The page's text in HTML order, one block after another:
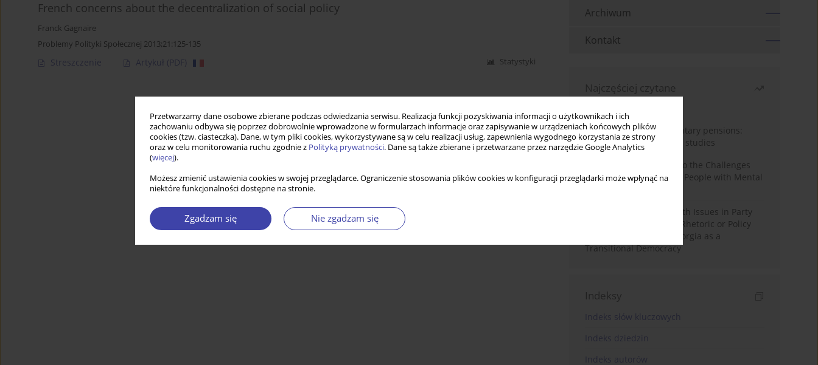
Przetwarzamy dane osobowe zbierane podczas odwiedzania serwisu. Realizacja funkcji pozyskiwania informacji o użytkownikach i ich
zachowaniu odbywa się poprzez dobrowolnie wprowadzone w formularzach informacje oraz zapisywanie w urządzeniach końcowych plików
cookies (tzw. ciasteczka). Dane, w tym pliki cookies, wykorzystywane są w celu realizacji usług, zapewnienia wygodnego korzystania ze strony
oraz w celu monitorowania ruchu zgodnie z Polityką prywatności. Dane są także zbierane i przetwarzane przez narzędzie Google Analytics
(więcej).
Możesz zmienić ustawienia cookies w swojej przeglądarce. Ograniczenie stosowania plików cookies w konfiguracji przeglądarki może wpłynąć na
niektóre funkcjonalności dostępne na stronie.
Zgadzam się Nie zgadzam się
French concerns about the decentralization of social policy
Franck Gagnaire
Problemy Polityki Społecznej 2013;21:125-135
Streszczenie Artykuł (PDF) Statystyki
Archiwum
Kontakt
Najczęściej czytane
Auto-enrolment in voluntary pensions:
Comparative OECD case studies
Bibliometric Insights into the Challenges
and Needs of Homeless People with Mental
The Politicisation of Youth Issues in Party
Programmes: Symbolic Rhetoric or Policy
Priority? The Case of Georgia as a
Transitional Democracy
Indeksy
Indeks słów kluczowych
Indeks dziedzin
Indeks autorów